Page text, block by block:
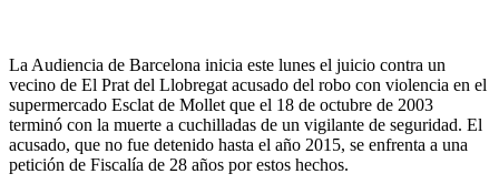
La Audiencia de Barcelona inicia este lunes el juicio contra un
vecino de El Prat del Llobregat acusado del robo con violencia en el
supermercado Esclat de Mollet que el 18 de octubre de 2003
terminó con la muerte a cuchilladas de un vigilante de seguridad. El
acusado, que no fue detenido hasta el año 2015, se enfrenta a una
petición de Fiscalía de 28 años por estos hechos.